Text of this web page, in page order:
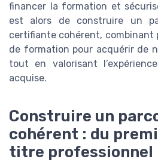
financer la formation et
est alors de construire un
certifiante cohérent, combinant
de formation pour acquérir de
tout en valorisant
acquise.
Construire un
cohérent : du
titre professionnel